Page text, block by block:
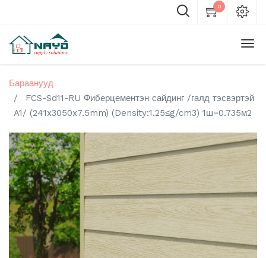
0
Бараанууд
FCS-Sd11-RU Фиберцементэн сайдинг /галд тэсвэртэй
A1/ (241x3050x7.5mm) (Density:1.25≤g/cm3) 1ш=0.735м2